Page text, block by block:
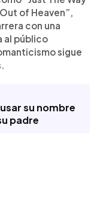
of Heaven”,
con una
al público
sigue
su nombre
padre